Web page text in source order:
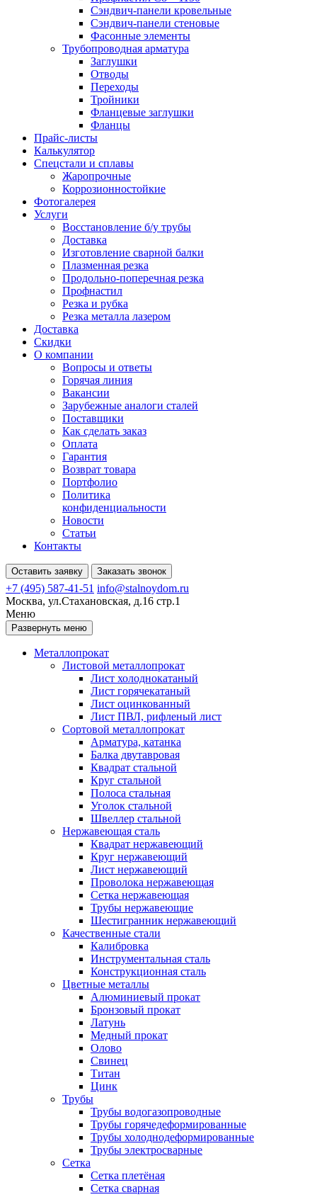
Сэндвич-панели кровельные
Сэндвич-панели стеновые
Фасонные элементы
Трубопроводная арматура
Заглушки
Отводы
Переходы
Тройники
Фланцевые заглушки
Фланцы
Прайс-листы
Калькулятор
Спецстали и сплавы
Жаропрочные
Коррозионностойкие
Фотогалерея
Услуги
Восстановление б/у трубы
Доставка
Изготовление сварной балки
Плазменная резка
Продольно-поперечная резка
Профнастил
Резка и рубка
Резка металла лазером
Доставка
Скидки
О компании
Вопросы и ответы
Горячая линия
Вакансии
Зарубежные аналоги сталей
Поставщики
Как сделать заказ
Оплата
Гарантия
Возврат товара
Портфолио
Политика
конфиденциальности
Новости
Статьи
Контакты
Оставить заявку Заказать звонок
+7 (495) 587-41-51 info@stalnoydom.ru
Москва, ул.Стахановская, д.16 стр.1
Меню
Развернуть меню
Металлопрокат
Листовой металлопрокат
Лист холоднокатаный
Лист горячекатаный
Лист оцинкованный
Лист ПВЛ, рифленый лист
Сортовой металлопрокат
Арматура, катанка
Балка двутавровая
Квадрат стальной
Круг стальной
Полоса стальная
Уголок стальной
Швеллер стальной
Нержавеющая сталь
Квадрат нержавеющий
Круг нержавеющий
Лист нержавеющий
Проволока нержавеющая
Сетка нержавеющая
Трубы нержавеющие
Шестигранник нержавеющий
Качественные стали
Калибровка
Инструментальная сталь
Конструкционная сталь
Цветные металлы
Алюминиевый прокат
Бронзовый прокат
Латунь
Медный прокат
Олово
Свинец
Титан
Цинк
Трубы
Трубы водогазопроводные
Трубы горячедеформированные
Трубы холоднодеформированные
Трубы электросварные
Сетка
Сетка плетёная
Сетка сварная